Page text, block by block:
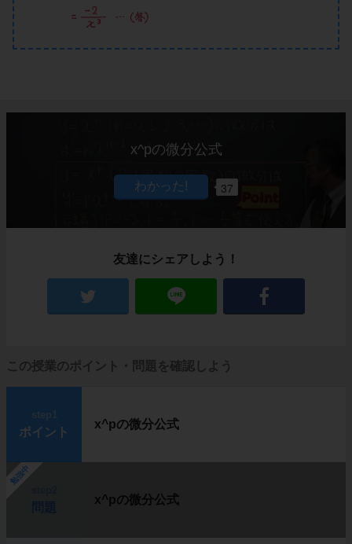
x^pの微分公式
37
友達にシェアしよう！
この授業のポイント・問題を確認しよう
ポイント
x^pの微分公式
勉強中
x^pの微分公式